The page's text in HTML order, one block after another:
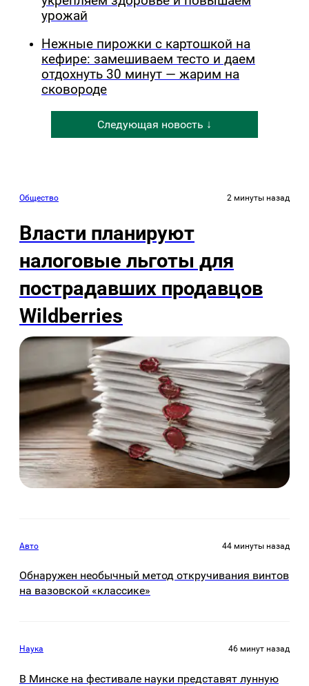
урожай
Нежные пирожки с картошкой на
кефире: замешиваем тесто и даем
отдохнуть 30 минут — жарим на
сковороде
Следующая новость ↓
Общество 2 минуты назад
Власти планируют
налоговые льготы для
пострадавших продавцов
Wildberries
Авто 44 минуты назад
Обнаружен необычный метод откручивания винтов
на вазовской «классике»
Наука 46 минут назад
В Минске на фестивале науки представят лунную